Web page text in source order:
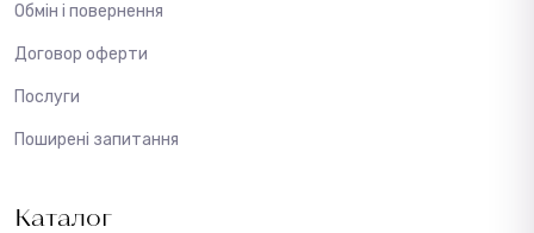
Обмін і повернення
Договор оферти
Послуги
Поширені запитання
Каталог